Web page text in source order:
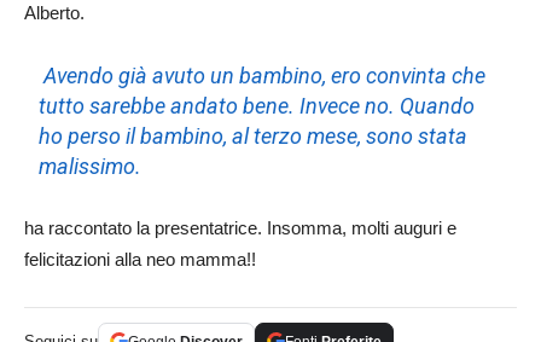
Alberto.
Avendo già avuto un bambino, ero convinta che
tutto sarebbe andato bene. Invece no. Quando
ho perso il bambino, al terzo mese, sono stata
malissimo.
ha raccontato la presentatrice. Insomma, molti auguri e
felicitazioni alla neo mamma!!